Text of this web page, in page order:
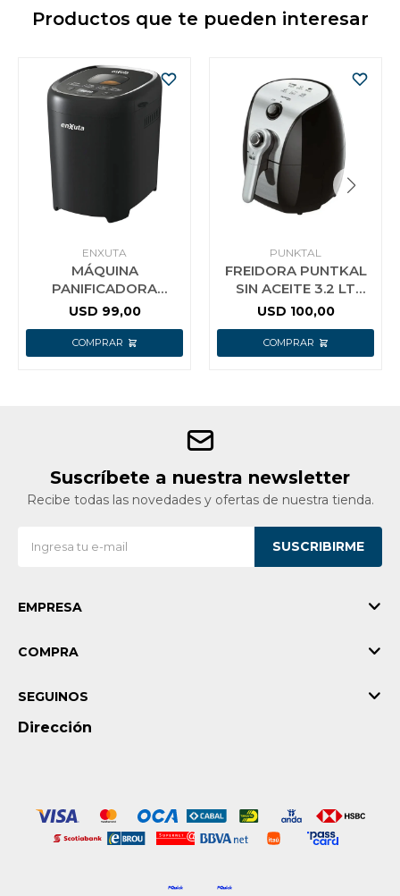
Productos que te pueden interesar
ENXUTA
MÁQUINA
PANIFICADORA
ENXUTA
CAPACIDAD 900G DE
PAN
USD 99,00
PUNKTAL
FREIDORA PUNTKAL
SIN ACEITE 3.2 LT
1500W F
USD 100,00
Suscríbete a nuestra newsletter
Recibe todas las novedades y ofertas de nuestra tienda.
SUSCRIBIRME
EMPRESA
COMPRA
Dirección
SEGUINOS